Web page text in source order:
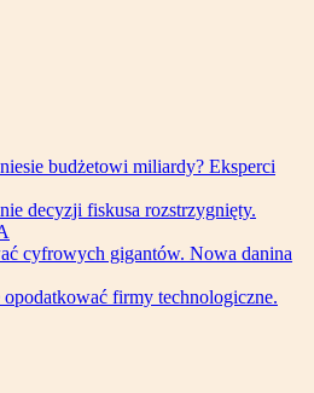
budżetowi miliardy? Eksperci
decyzji fiskusa rozstrzygnięty.
cyfrowych gigantów. Nowa danina
firmy technologiczne.